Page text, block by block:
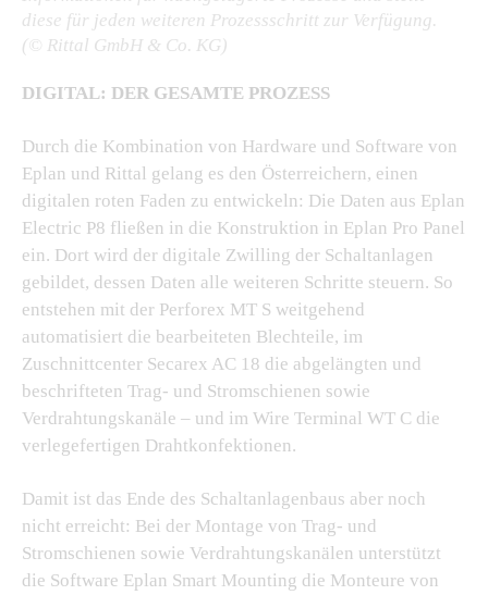
diese für jeden weiteren Prozessschritt zur Verfügung.
(© Rittal GmbH & Co. KG)
DIGITAL: DER GESAMTE PROZESS
Durch die Kombination von Hardware und Software von
Eplan und Rittal gelang es den Österreichern, einen
digitalen roten Faden zu entwickeln: Die Daten aus Eplan
Electric P8 fließen in die Konstruktion in Eplan Pro Panel
ein. Dort wird der digitale Zwilling der Schaltanlagen
gebildet, dessen Daten alle weiteren Schritte steuern. So
entstehen mit der Perforex MT S weitgehend
automatisiert die bearbeiteten Blechteile, im
Zuschnittcenter Secarex AC 18 die abgelängten und
beschrifteten Trag- und Stromschienen sowie
Verdrahtungskanäle – und im Wire Terminal WT C die
verlegefertigen Drahtkonfektionen.
Damit ist das Ende des Schaltanlagenbaus aber noch
nicht erreicht: Bei der Montage von Trag- und
Stromschienen sowie Verdrahtungskanälen unterstützt
die Software Eplan Smart Mounting die Monteure von